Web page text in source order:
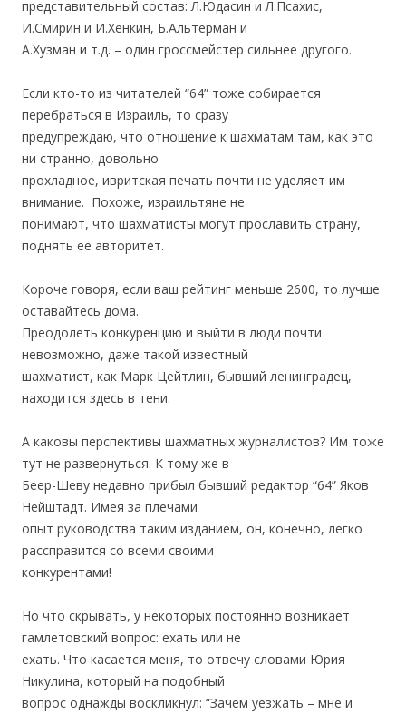
представительный состав: Л.Юдасин и Л.Псахис,
И.Смирин и И.Хенкин, Б.Альтерман и
А.Хузман и т.д. – один гроссмейстер сильнее другого.
Если кто-то из читателей “64” тоже собирается
перебраться в Израиль, то сразу
предупреждаю, что отношение к шахматам там, как это
ни странно, довольно
прохладное, ивритская печать почти не уделяет им
внимание. Похоже, израильтяне не
понимают, что шахматисты могут прославить страну,
поднять ее авторитет.
Короче говоря, если ваш рейтинг меньше 2600, то лучше
оставайтесь дома.
Преодолеть конкуренцию и выйти в люди почти
невозможно, даже такой известный
шахматист, как Марк Цейтлин, бывший ленинградец,
находится здесь в тени.
А каковы перспективы шахматных журналистов? Им тоже
тут не развернуться. К тому же в
Беер-Шеву недавно прибыл бывший редактор “64” Яков
Нейштадт. Имея за плечами
опыт руководства таким изданием, он, конечно, легко
рассправится со всеми своими
конкурентами!
Но что скрывать, у некоторых постоянно возникает
гамлетовский вопрос: ехать или не
ехать. Что касается меня, то отвечу словами Юрия
Никулина, который на подобный
вопрос однажды воскликнул: “Зачем уезжать – мне и